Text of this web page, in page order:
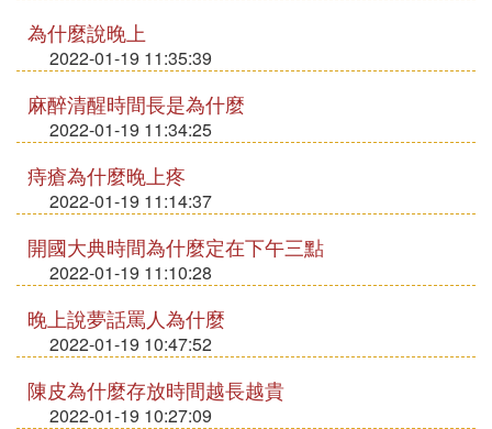
為什麼說晚上
2022-01-19 11:35:39
麻醉清醒時間長是為什麼
2022-01-19 11:34:25
痔瘡為什麼晚上疼
2022-01-19 11:14:37
開國大典時間為什麼定在下午三點
2022-01-19 11:10:28
晚上說夢話罵人為什麼
2022-01-19 10:47:52
陳皮為什麼存放時間越長越貴
2022-01-19 10:27:09